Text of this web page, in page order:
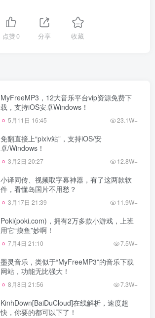
点赞0 分享 收藏
MyFreeMP3，12大音乐平台vip资源免费下
载，支持iOS安卓Windows！
5月11日 16:45 23.1W+
免翻直接上“pixiv站”，支持iOS/安
卓/Windows！
3月2日 20:27 12.8W+
小译同传、视频取字幕神器，有了这两款软
件，看懂岛国片不用愁？
3月17日 21:39 11.9W+
Poki(poki.com)，拥有2万多款小游戏，上班
用它“摸鱼”妙啊！
7月4日 21:10 7.5W+
墨灵音乐，类似于“MyFreeMP3”的音乐下载
网站，功能无比强大！
8月8日 21:56 7.3W+
KinhDown[BaiDuCloud]在线解析，速度超
快，你要的都可以下了！